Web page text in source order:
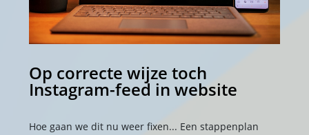
Op correcte wijze toch
Instagram-feed in website
Hoe gaan we dit nu weer fixen... Een stappenplan